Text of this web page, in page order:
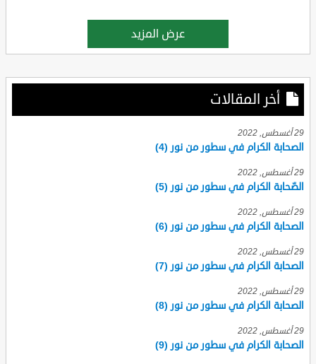
عرض المزيد
أخر المقالات
29 أغسطس, 2022
الصحابة الكرام في سطور من نور (4)
29 أغسطس, 2022
الصّحابة الكرام في سطور من نور (5)
29 أغسطس, 2022
الصحابة الكرام في سطور من نور (6)
29 أغسطس, 2022
الصحابة الكرام في سطور من نور (7)
29 أغسطس, 2022
الصحابة الكرام في سطور من نور (8)
29 أغسطس, 2022
الصحابة الكرام في سطور من نور (9)